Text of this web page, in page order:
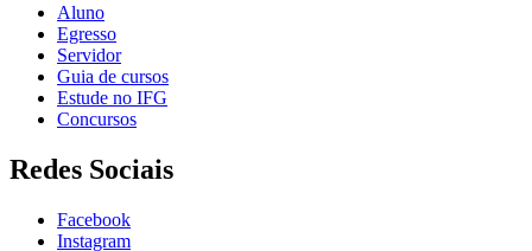
Aluno
Egresso
Servidor
Guia de cursos
Estude no IFG
Concursos
Redes Sociais
Facebook
Instagram